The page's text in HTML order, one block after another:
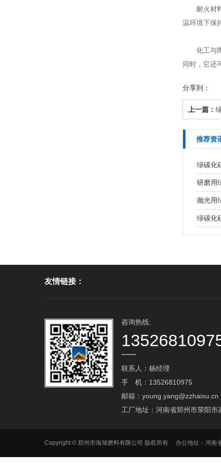
耐火材
温环境下保
化工与陶
同时，它还
分享到：
上一篇：
推荐资
绿碳化
研磨用
抛光用
绿碳化
友情链接：
咨询热线:
联系人：杨经理
手 机：13526810975
邮箱：young.yang@zzhaixu.cn
工厂地址：河南省郑州市荥阳市
Copyright © 郑州市海旭磨料有限公司 版权所有 办公地址：河